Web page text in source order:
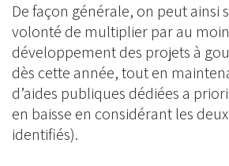
De façon générale, on peut ainsi
volonté de multiplier par au
développement des projets à
dès cette année, tout en
d’aides publiques dédiées a
en baisse en considérant les
identifiés).